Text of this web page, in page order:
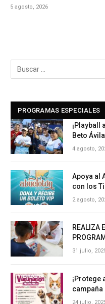
5 agosto, 2026
PROGRAMAS ESPECIALES
¡Playball
Beto
4 agosto,
Apoya al
con los
2 agosto,
REALIZA
31 julio,
¡Protege
campaña
24 julio,